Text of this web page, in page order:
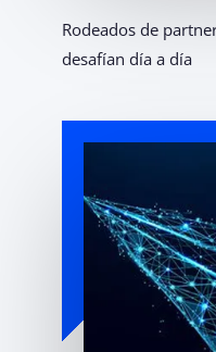
Rodeados de
desafían día a día